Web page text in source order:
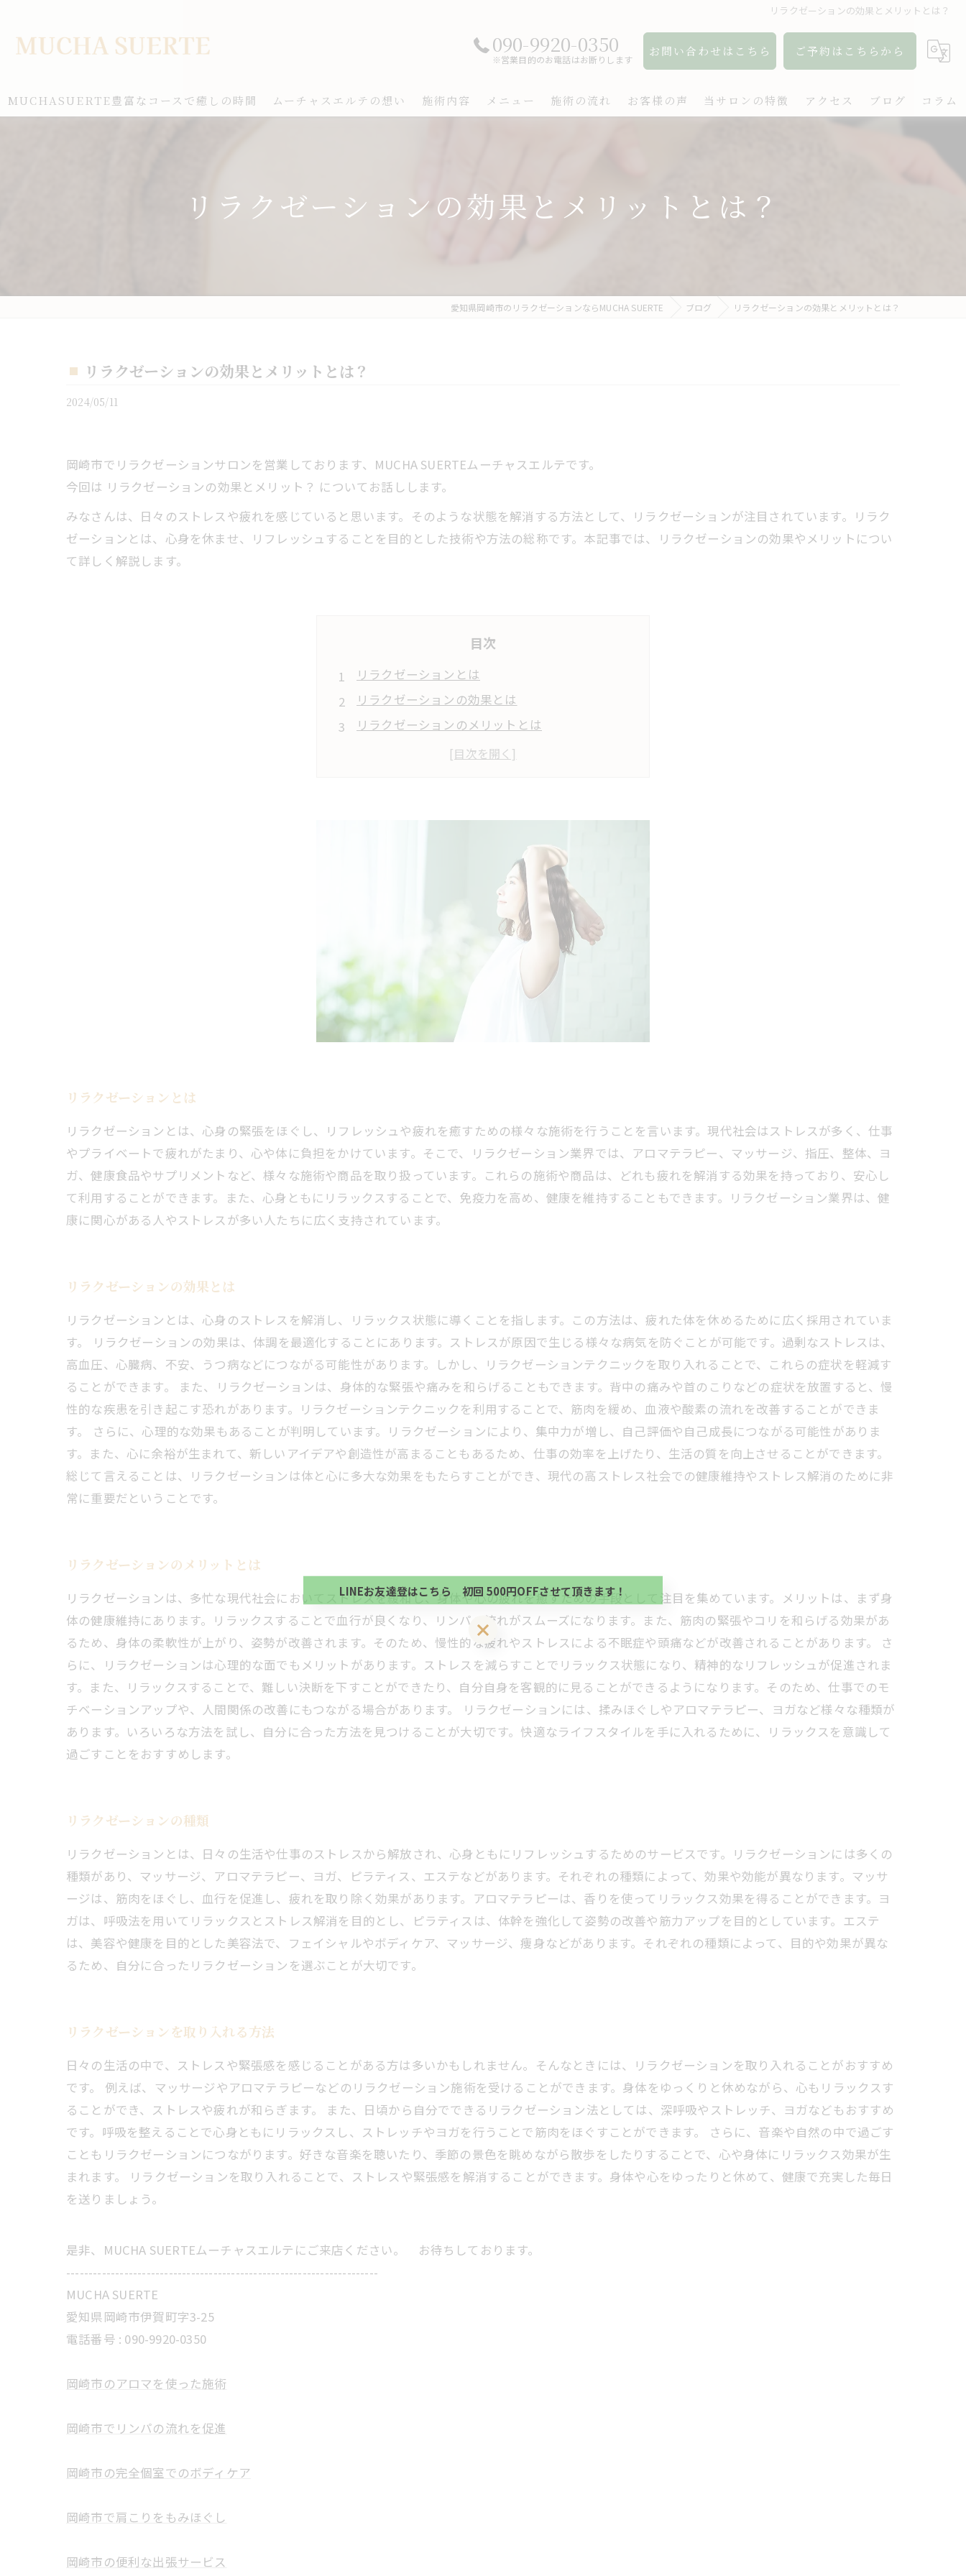
リラクゼーションの効果とメリットとは？
090-9920-0350
※営業目的のお電話はお断りします
お問い合わせはこちら ご予約はこちらから
MUCHASUERTE豊富なコースで癒しの時間 ムーチャスエルテの想い 施術内容 メニュー 施術の流れ お客様の声 当サロンの特徴
ボディケア
アクセス ブログ コラム
リラクゼーションの効果とメリットとは？
愛知県岡崎市のリラクゼーションならMUCHA SUERTE ブログ リラクゼーションの効果とメリットとは？
リラクゼーションの効果とメリットとは？
2024/05/11
岡崎市でリラクゼーションサロンを営業しております、MUCHA SUERTEムーチャスエルテです。
今回は リラクゼーションの効果とメリット？ についてお話しします。
みなさんは、日々のストレスや疲れを感じていると思います。そのような状態を解消する方法として、リラクゼーションが注目されています。リラク
ゼーションとは、心身を休ませ、リフレッシュすることを目的とした技術や方法の総称です。本記事では、リラクゼーションの効果やメリットについ
て詳しく解説します。
目次
リラクゼーションとは
リラクゼーションの効果とは
リラクゼーションのメリットとは
リラクゼーションの種類
リラクゼーションとは
リラクゼーションとは、心身の緊張をほぐし、リフレッシュや疲れを癒すための様々な施術を行うことを言います。現代社会はストレスが多く、仕事
やプライベートで疲れがたまり、心や体に負担をかけています。そこで、リラクゼーション業界では、アロマテラピー、マッサージ、指圧、整体、ヨ
ガ、健康食品やサプリメントなど、様々な施術や商品を取り扱っています。これらの施術や商品は、どれも疲れを解消する効果を持っており、安心し
て利用することができます。また、心身ともにリラックスすることで、免疫力を高め、健康を維持することもできます。リラクゼーション業界は、健
康に関心がある人やストレスが多い人たちに広く支持されています。
リラクゼーションの効果とは
リラクゼーションとは、心身のストレスを解消し、リラックス状態に導くことを指します。この方法は、疲れた体を休めるために広く採用されていま
す。 リラクゼーションの効果は、体調を最適化することにあります。ストレスが原因で生じる様々な病気を防ぐことが可能です。過剰なストレスは、
高血圧、心臓病、不安、うつ病などにつながる可能性があります。しかし、リラクゼーションテクニックを取り入れることで、これらの症状を軽減す
ることができます。 また、リラクゼーションは、身体的な緊張や痛みを和らげることもできます。背中の痛みや首のこりなどの症状を放置すると、慢
性的な疾患を引き起こす恐れがあります。リラクゼーションテクニックを利用することで、筋肉を緩め、血液や酸素の流れを改善することができま
す。 さらに、心理的な効果もあることが判明しています。リラクゼーションにより、集中力が増し、自己評価や自己成長につながる可能性がありま
す。また、心に余裕が生まれて、新しいアイデアや創造性が高まることもあるため、仕事の効率を上げたり、生活の質を向上させることができます。
総じて言えることは、リラクゼーションは体と心に多大な効果をもたらすことができ、現代の高ストレス社会での健康維持やストレス解消のために非
常に重要だということです。
リラクゼーションのメリットとは
リラクゼーションは、多忙な現代社会においてストレスを緩和し、身体や心の疲れを癒すための手段として注目を集めています。メリットは、まず身
体の健康維持にあります。リラックスすることで血行が良くなり、リンパの流れがスムーズになります。また、筋肉の緊張やコリを和らげる効果があ
るため、身体の柔軟性が上がり、姿勢が改善されます。そのため、慢性的な疲れやストレスによる不眠症や頭痛などが改善されることがあります。 さ
らに、リラクゼーションは心理的な面でもメリットがあります。ストレスを減らすことでリラックス状態になり、精神的なリフレッシュが促進されま
す。また、リラックスすることで、難しい決断を下すことができたり、自分自身を客観的に見ることができるようになります。そのため、仕事でのモ
チベーションアップや、人間関係の改善にもつながる場合があります。 リラクゼーションには、揉みほぐしやアロマテラピー、ヨガなど様々な種類が
あります。いろいろな方法を試し、自分に合った方法を見つけることが大切です。快適なライフスタイルを手に入れるために、リラックスを意識して
過ごすことをおすすめします。
リラクゼーションの種類
リラクゼーションとは、日々の生活や仕事のストレスから解放され、心身ともにリフレッシュするためのサービスです。リラクゼーションには多くの
種類があり、マッサージ、アロマテラピー、ヨガ、ピラティス、エステなどがあります。それぞれの種類によって、効果や効能が異なります。マッサ
ージは、筋肉をほぐし、血行を促進し、疲れを取り除く効果があります。アロマテラピーは、香りを使ってリラックス効果を得ることができます。ヨ
ガは、呼吸法を用いてリラックスとストレス解消を目的とし、ピラティスは、体幹を強化して姿勢の改善や筋力アップを目的としています。エステ
は、美容や健康を目的とした美容法で、フェイシャルやボディケア、マッサージ、痩身などがあります。それぞれの種類によって、目的や効果が異な
るため、自分に合ったリラクゼーションを選ぶことが大切です。
リラクゼーションを取り入れる方法
日々の生活の中で、ストレスや緊張感を感じることがある方は多いかもしれません。そんなときには、リラクゼーションを取り入れることがおすすめ
です。 例えば、マッサージやアロマテラピーなどのリラクゼーション施術を受けることができます。身体をゆっくりと休めながら、心もリラックスす
ることができ、ストレスや疲れが和らぎます。 また、日頃から自分でできるリラクゼーション法としては、深呼吸やストレッチ、ヨガなどもおすすめ
です。呼吸を整えることで心身ともにリラックスし、ストレッチやヨガを行うことで筋肉をほぐすことができます。 さらに、音楽や自然の中で過ごす
こともリラクゼーションにつながります。好きな音楽を聴いたり、季節の景色を眺めながら散歩をしたりすることで、心や身体にリラックス効果が生
まれます。 リラクゼーションを取り入れることで、ストレスや緊張感を解消することができます。身体や心をゆったりと休めて、健康で充実した毎日
を送りましょう。
是非、MUCHA SUERTEムーチャスエルテにご来店ください。 お待ちしております。
----------------------------------------------------------------------
MUCHA SUERTE
愛知県岡崎市伊賀町字3-25
電話番号 : 090-9920-0350
岡崎市のアロマを使った施術
岡崎市でリンパの流れを促進
岡崎市の完全個室でのボディケア
岡崎市で肩こりをもみほぐし
岡崎市の便利な出張サービス
初回 500円OFFさせて頂きます。 既に 追加済の
方、不必要な方 お手数ですが、✖印でお閉じ下さい。
LINEお友達登はこちら 初回 500円OFFさせて頂きます！
LINEお友達登はこちら 初回 500円OFFさせて頂きます！